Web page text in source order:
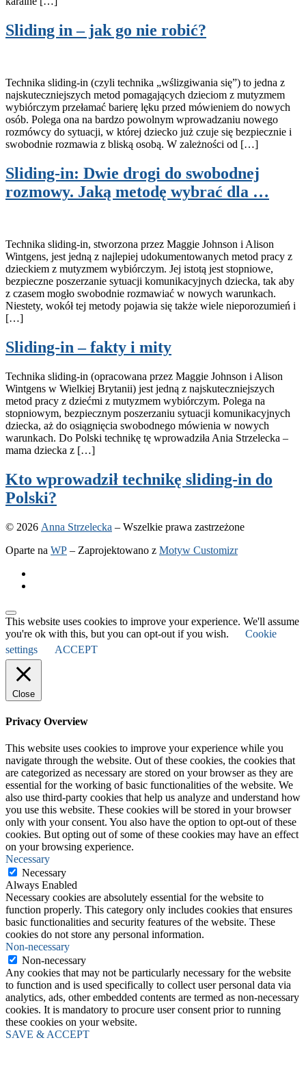
Sliding in – jak go nie robić?
Technika sliding-in (czyli technika „wślizgiwania się”) to jedna z
najskuteczniejszych metod pomagających dzieciom z mutyzmem
wybiórczym przełamać barierę lęku przed mówieniem do nowych
osób. Polega ona na bardzo powolnym wprowadzaniu nowego
rozmówcy do sytuacji, w której dziecko już czuje się bezpiecznie i
swobodnie rozmawia z bliską osobą. W zależności od […]
Sliding-in: Dwie drogi do swobodnej
rozmowy. Jaką metodę wybrać dla …
Technika sliding-in, stworzona przez Maggie Johnson i Alison
Wintgens, jest jedną z najlepiej udokumentowanych metod pracy z
dzieckiem z mutyzmem wybiórczym. Jej istotą jest stopniowe,
bezpieczne poszerzanie sytuacji komunikacyjnych dziecka, tak aby
z czasem mogło swobodnie rozmawiać w nowych warunkach.
Niestety, wokół tej metody pojawia się także wiele nieporozumień i
[…]
Sliding-in – fakty i mity
Technika sliding-in (opracowana przez Maggie Johnson i Alison
Wintgens w Wielkiej Brytanii) jest jedną z najskuteczniejszych
metod pracy z dziećmi z mutyzmem wybiórczym. Polega na
stopniowym, bezpiecznym poszerzaniu sytuacji komunikacyjnych
dziecka, aż do osiągnięcia swobodnego mówienia w nowych
warunkach. Do Polski technikę tę wprowadziła Ania Strzelecka –
mama dziecka z […]
Kto wprowadził technikę sliding-in do
Polski?
© 2026 Anna Strzelecka – Wszelkie prawa zastrzeżone
Oparte na WP – Zaprojektowano z Motyw Customizr
This website uses cookies to improve your experience. We'll assume
you're ok with this, but you can opt-out if you wish.
Cookie
settings
ACCEPT
Close
Privacy Overview
This website uses cookies to improve your experience while you
navigate through the website. Out of these cookies, the cookies that
are categorized as necessary are stored on your browser as they are
essential for the working of basic functionalities of the website. We
also use third-party cookies that help us analyze and understand how
you use this website. These cookies will be stored in your browser
only with your consent. You also have the option to opt-out of these
cookies. But opting out of some of these cookies may have an effect
on your browsing experience.
Necessary
Necessary
Always Enabled
Necessary cookies are absolutely essential for the website to
function properly. This category only includes cookies that ensures
basic functionalities and security features of the website. These
cookies do not store any personal information.
Non-necessary
Non-necessary
Any cookies that may not be particularly necessary for the website
to function and is used specifically to collect user personal data via
analytics, ads, other embedded contents are termed as non-necessary
cookies. It is mandatory to procure user consent prior to running
these cookies on your website.
SAVE & ACCEPT